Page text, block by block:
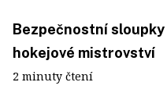
Bezpečnostní
hokejové mistrovství
2 minuty čtení